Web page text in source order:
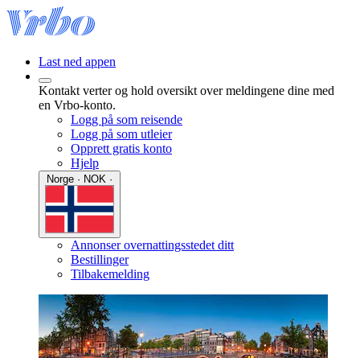
Last ned appen
Kontakt verter og hold oversikt over meldingene dine med
en Vrbo-konto.
Logg på som reisende
Logg på som utleier
Opprett gratis konto
Hjelp
Annonser overnattingsstedet ditt
Bestillinger
Tilbakemelding